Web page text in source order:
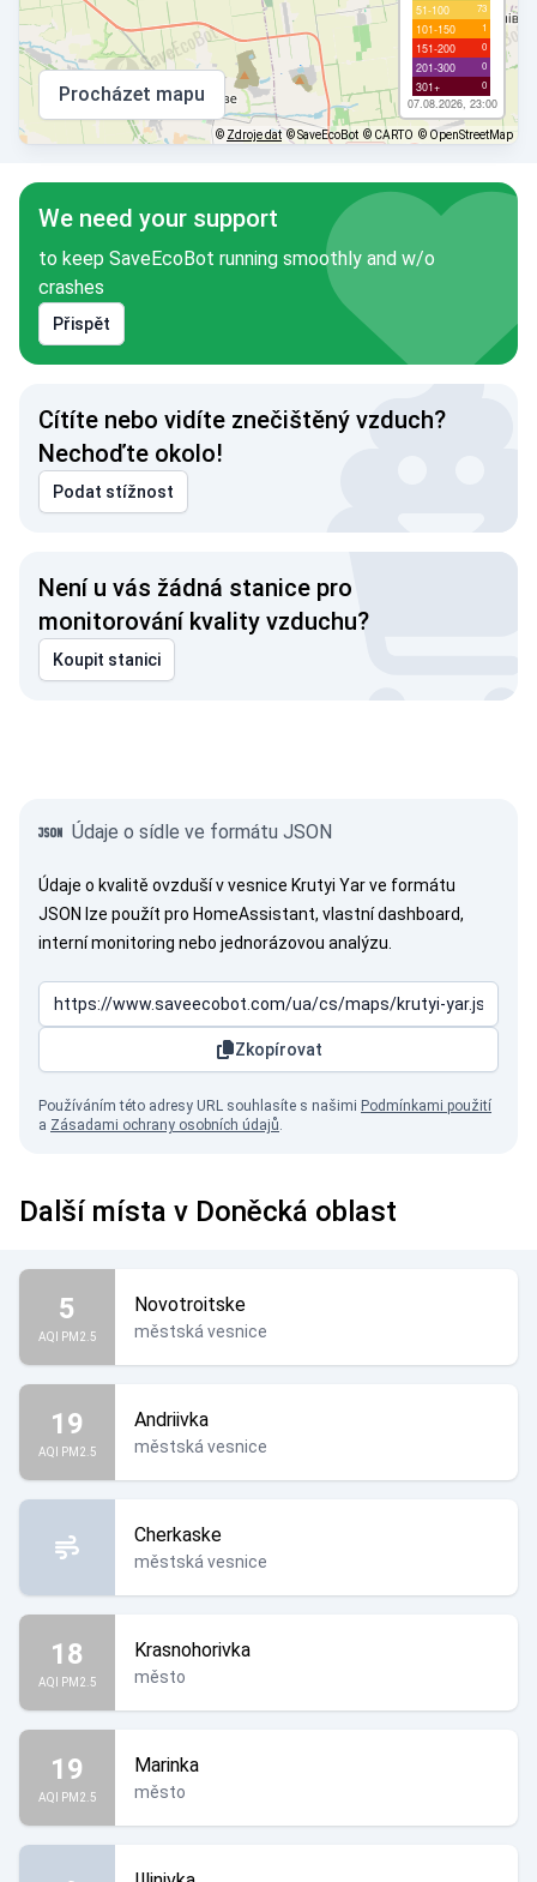
51-100 73
101-150 1
151-200 0
201-300 0
301+ 0
07.08.2026, 23:00
Procházet mapu
© Zdroje dat © SaveEcoBot © CARTO © OpenStreetMap
We need your support
to keep SaveEcoBot running smoothly and w/o
crashes
Přispět
Cítíte nebo vidíte znečištěný vzduch?
Nechoďte okolo!
Podat stížnost
Není u vás žádná stanice pro
monitorování kvality vzduchu?
Koupit stanici
Údaje o sídle ve formátu JSON
Údaje o kvalitě ovzduší v vesnice Krutyi Yar ve formátu
JSON lze použít pro HomeAssistant, vlastní dashboard,
interní monitoring nebo jednorázovou analýzu.
Zkopírovat
Používáním této adresy URL souhlasíte s našimi Podmínkami použití
a Zásadami ochrany osobních údajů.
Další místa v Doněcká oblast
5
AQI PM2.5
Novotroitske
městská vesnice
19
AQI PM2.5
Andriivka
městská vesnice
Cherkaske
městská vesnice
18
AQI PM2.5
Krasnohorivka
město
19
AQI PM2.5
Marinka
město